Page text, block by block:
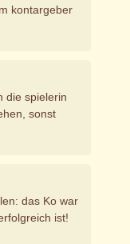
kontargeber
die spielerin
sonst
das Ko war
ist!